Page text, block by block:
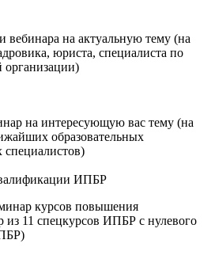
вебинара на актуальную тему (на
юриста, специалиста по
организации)
на интересующую вас тему (на
образовательных
специалистов)
ИПБР
курсов повышения
11 спецкурсов ИПБР с нулевого